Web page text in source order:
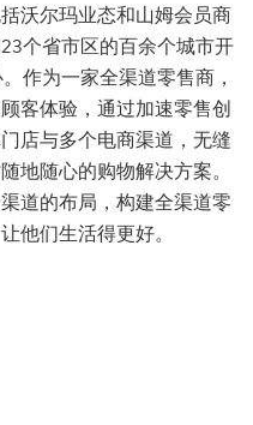
沃尔玛业态和山姆会员商
个省市区的百余个城市开
作为一家全渠道零售商，
客体验，通过加速零售创
店与多个电商渠道，无缝
地随心的购物解决方案。
道的布局，构建全渠道零
他们生活得更好。